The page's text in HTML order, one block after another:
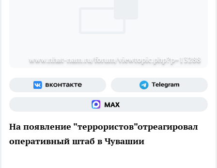
www.nhat-nam.ru/forum/viewtopic.php?p=13288
На появление "террористов"отреагировал
оперативный штаб в Чувашии